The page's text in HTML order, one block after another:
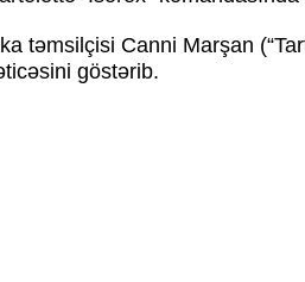
təmsilçisi Canni Marşan
göstərib.